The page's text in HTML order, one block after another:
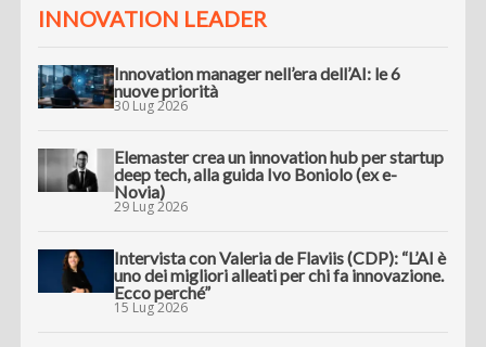
INNOVATION LEADER
Innovation manager nell’era dell’AI: le 6
nuove priorità
30 Lug 2026
Elemaster crea un innovation hub per startup
deep tech, alla guida Ivo Boniolo (ex e-
Novia)
29 Lug 2026
Intervista con Valeria de Flaviis (CDP): “L’AI è
uno dei migliori alleati per chi fa innovazione.
Ecco perché”
15 Lug 2026